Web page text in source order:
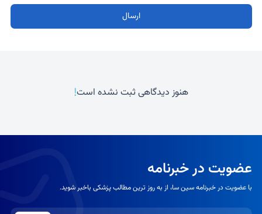
ارسال
هنوز دیدگاهی ثبت نشده است!
عضویت در خبرنامه
با عضویت در خبرنامه سین سا، از به روز ترین مطالب پزشکی باخبر شوید.